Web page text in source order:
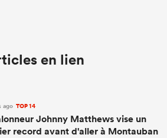
en lien
ago TOP 14
Johnny Matthews vise un
record avant d'aller à Montauban